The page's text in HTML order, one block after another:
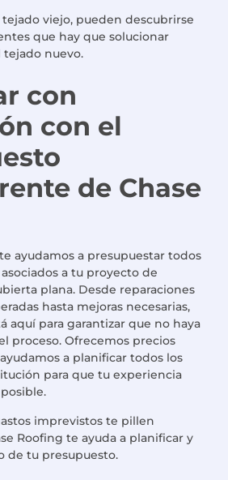
viejo, pueden descubrirse
que hay que solucionar
tejado nuevo.
con
con el
de Chase
ayudamos a presupuestar todos
a tu proyecto de
plana. Desde reparaciones
hasta mejoras necesarias,
aquí para garantizar que no haya
proceso. Ofrecemos precios
a planificar todos los
para que tu experiencia
imprevistos te pillen
Roofing te ayuda a planificar y
de tu presupuesto.